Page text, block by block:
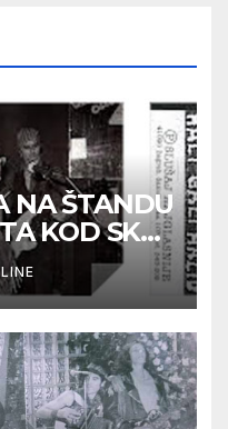
NA ŠTANDU
KOD SKC-